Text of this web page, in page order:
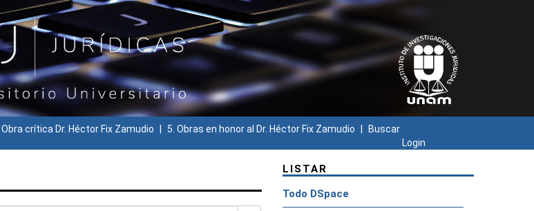
II Obra crítica Dr. Héctor Fix Zamudio 5. Obras en honor al Dr. Héctor Fix Zamudio
Buscar
Login
LISTAR
Todo DSpace